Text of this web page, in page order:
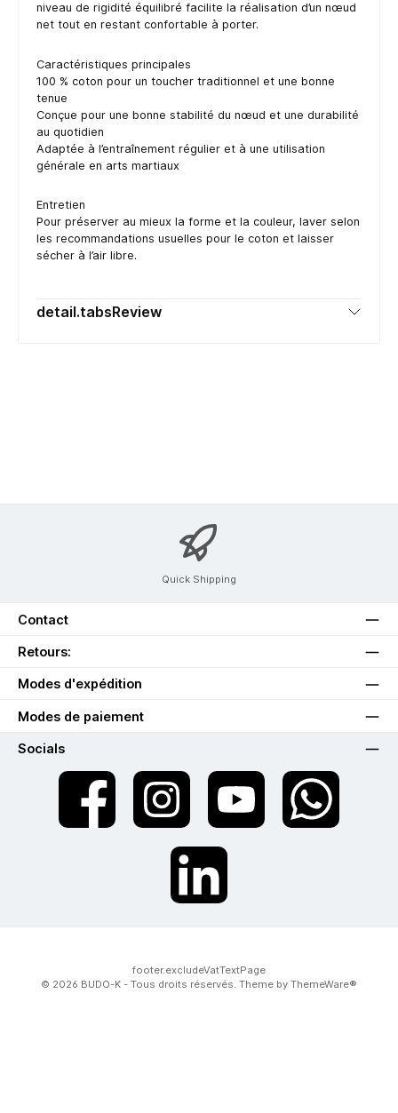
niveau de rigidité équilibré facilite la réalisation d’un nœud
net tout en restant confortable à porter.
Caractéristiques principales
100 % coton pour un toucher traditionnel et une bonne
tenue
Conçue pour une bonne stabilité du nœud et une durabilité
au quotidien
Adaptée à l’entraînement régulier et à une utilisation
générale en arts martiaux
Entretien
Pour préserver au mieux la forme et la couleur, laver selon
les recommandations usuelles pour le coton et laisser
sécher à l’air libre.
detail.tabsReview
Quick Shipping
Contact
Retours:
Modes d'expédition
Modes de paiement
Socials
twt.widget.communities.facebook.name
twt.widget.communities.instagram.name
twt.widget.communities.linkedin.name
footer.excludeVatTextPage
© 2026 BUDO-K - Tous droits réservés. Theme by ThemeWare®